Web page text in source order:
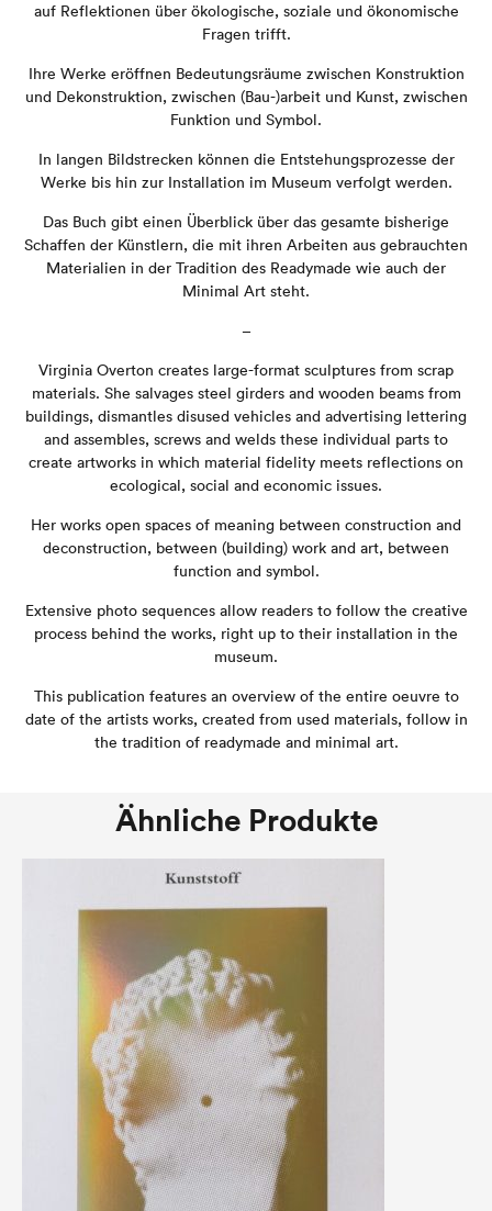
auf Reflektionen über ökologische, soziale und ökonomische
Fragen trifft.
Ihre Werke eröffnen Bedeutungsräume zwischen Konstruktion
und Dekonstruktion, zwischen (Bau-)arbeit und Kunst, zwischen
Funktion und Symbol.
In langen Bildstrecken können die Entstehungsprozesse der
Werke bis hin zur Installation im Museum verfolgt werden.
Das Buch gibt einen Überblick über das gesamte bisherige
Schaffen der Künstlern, die mit ihren Arbeiten aus gebrauchten
Materialien in der Tradition des Readymade wie auch der
Minimal Art steht.
–
Virginia Overton creates large-format sculptures from scrap
materials. She salvages steel girders and wooden beams from
buildings, dismantles disused vehicles and advertising lettering
and assembles, screws and welds these individual parts to
create artworks in which material fidelity meets reflections on
ecological, social and economic issues.
Her works open spaces of meaning between construction and
deconstruction, between (building) work and art, between
function and symbol.
Extensive photo sequences allow readers to follow the creative
process behind the works, right up to their installation in the
museum.
This publication features an overview of the entire oeuvre to
date of the artists works, created from used materials, follow in
the tradition of readymade and minimal art.
Ähnliche Produkte